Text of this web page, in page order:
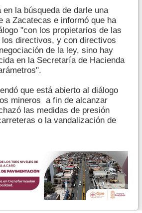
en la búsqueda de darle una
a Zacatecas e informó que ha
"con los propietarios de las
directivos, y con directivos
de la ley, sino hay
en la Secretaría de Hacienda
que está abierto al diálogo
mineros a fin de alcanzar
las medidas de presión
o la vandalización de